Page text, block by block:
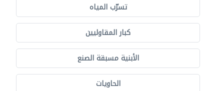
تسرّب المياه
كبار المقاوليين
الأبنية مسبقة الصنع
الحاويات